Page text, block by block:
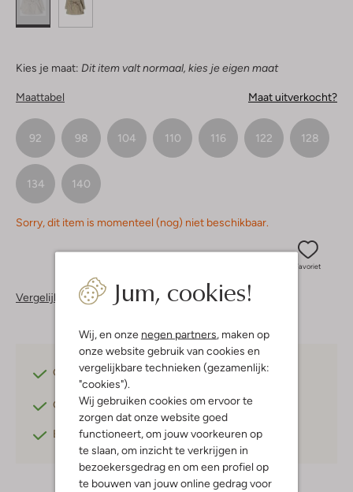
Jum, cookies!
Wij, en onze negen partners , maken op
onze website gebruik van cookies en
vergelijkbare technieken (gezamenlijk:
"cookies").
Wij gebruiken cookies om ervoor te
zorgen dat onze website goed
functioneert, om jouw voorkeuren op
te slaan, om inzicht te verkrijgen in
bezoekersgedrag en om een profiel op
te bouwen van jouw online gedrag voor
Kies je maat: Dit item valt normaal, kies je eigen maat
Maattabel Maat uitverkocht?
92 98 104 110 116 122 128
134 140
Sorry, dit item is momenteel (nog) niet beschikbaar.
Favoriet
Vergelijkbare items
Gratis verzendingvanaf €75,-
Gratis retournerenbinnen 30 dagen*
Betaal achterafmet Klarna